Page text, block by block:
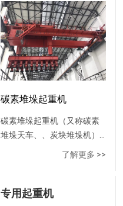
组具有以下主要功能：(1)装
炉 将未焙烧的阳极块（生
块）装入焙烧炉坑；(2)填充
将料箱内粒状焦炭填充到焙
烧炉与阳极块的空隙间，并
覆盖顶部；(3)吸料 将炉内填
充料吸到料仓内；(4)出炉 将
烧炉中取出并送到输送带或
指定地点；(5)其它辅助吊运
工作 在小车上装有辅助吸料
芦，进行燃烧器的搬运及焙
碳素堆垛起重机
碳素堆垛起重机（又称碳素
堆垛天车、、炭块堆垛机）
全自控多用途碳块堆垛机组
熟阳极碳块，通过链式输送
了解更多 >>
专用起重机